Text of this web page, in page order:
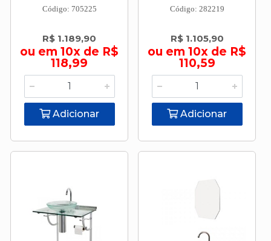
Código: 705225
R$ 1.189,90
ou em 10x de R$
118,99
Adicionar
Código: 282219
R$ 1.105,90
ou em 10x de R$
110,59
Adicionar